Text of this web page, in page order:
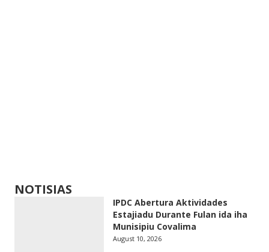
NOTISIAS
IPDC Abertura Aktividades
Estajiadu Durante Fulan ida iha
Munisipiu Covalima
August 10, 2026